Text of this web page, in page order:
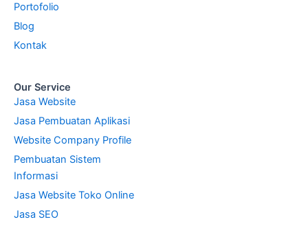
Portofolio
Blog
Kontak
Our Service
Jasa Website
Jasa Pembuatan Aplikasi
Website Company Profile
Pembuatan Sistem
Informasi
Jasa Website Toko Online
Jasa SEO